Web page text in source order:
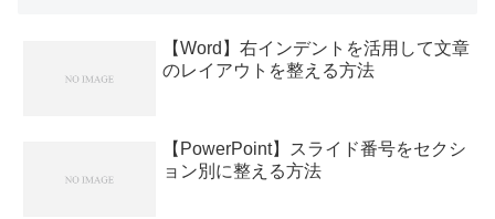
【Word】右インデントを活用して文章
のレイアウトを整える方法
【PowerPoint】スライド番号をセクシ
ョン別に整える方法